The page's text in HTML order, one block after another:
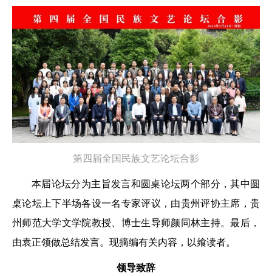
第四届全国民族文艺论坛合影
本届论坛分为主旨发言和圆桌论坛两个部分，其中圆
桌论坛上下半场各设一名专家评议，由贵州评协主席，贵
州师范大学文学院教授、博士生导师颜同林主持。最后，
由袁正领做总结发言。现摘编有关内容，以飨读者。
领导致辞